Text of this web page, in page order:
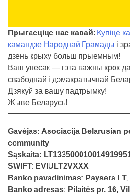
Прыгасціце нас кавай: Купіце
камандзе Народнай Грамады і
дзень крыху больш прыемным!
Ваш унёсак — гэта важны крок да
свабоднай і дэмакратычнай
Дзякуй за вашу падтрымку!
Жыве Беларусь!
Gavėjas: Asociacija Belarusian
community
Sąskaita:
SWIFT: EVIULT2VXXX
Banko pavadinimas: Paysera LT,
Banko adresas: Pilaitės pr. 16,